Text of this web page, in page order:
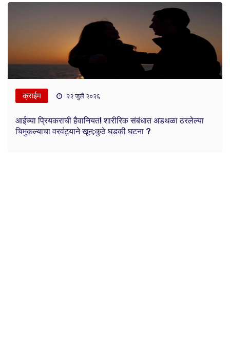
क्राईम २२ जुलै २०२६
आईच्या प्रियकराची हैवानियत! शारीरिक संबंधात अडथळा ठरलेल्या
चिमुकल्याचा वरवंट्याने खून;कुठे घडकी घटना ?